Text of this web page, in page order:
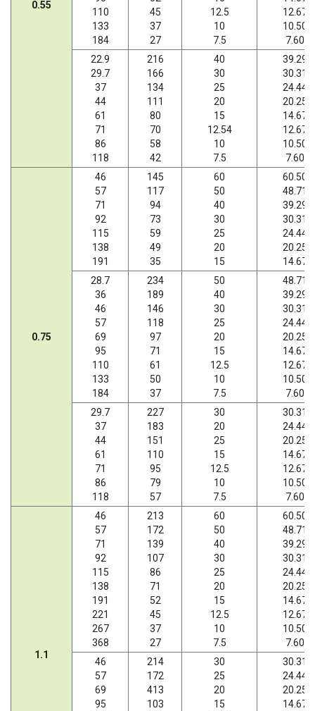
0.55
110
133
184
45
37
27
12.5
10
7.5
12.67
10.50
7.60
22.9
29.7
37
44
61
71
86
118
216
166
134
111
80
70
58
42
40
30
25
20
15
12.54
10
7.5
39.29
30.31
24.44
20.25
14.67
12.67
10.50
7.60
0.75
46
57
71
92
115
138
191
145
117
94
73
59
49
35
60
50
40
30
25
20
15
60.50
48.71
39.29
30.31
24.44
20.25
14.67
28.7
36
46
57
69
95
110
133
184
234
189
146
118
97
71
61
50
37
50
40
30
25
20
15
12.5
10
7.5
48.71
39.29
30.31
24.44
20.25
14.67
12.67
10.50
7.60
29.7
37
44
61
71
86
118
227
183
151
110
95
79
57
30
20
25
15
12.5
10
7.5
30.31
24.44
20.25
14.67
12.67
10.50
7.60
1.1
46
57
71
92
115
138
191
221
267
368
213
172
139
107
86
71
52
45
37
27
60
50
40
30
25
20
15
12.5
10
7.5
60.50
48.71
39.29
30.31
24.44
20.25
14.67
12.67
10.50
7.60
46
57
69
95
214
172
413
103
30
25
20
15
30.31
24.44
20.25
14.67